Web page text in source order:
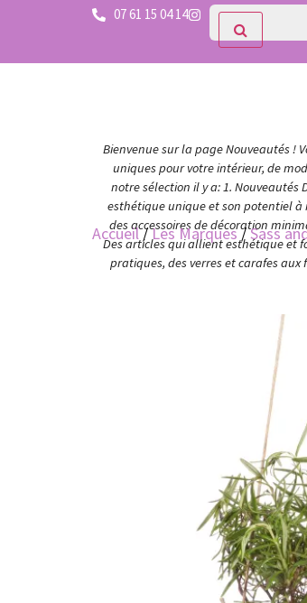
07 61 15 04 14
Bienvenue sur la page Nouveautés !
uniques pour votre intérieur, de
notre sélection il y a: 1. Nouveautés
esthétique unique et son potentiel à
des accessoires de décoration
Des articles qui allient esthétique et
pratiques, des verres et carafes
Accueil/Les Marques/Sass